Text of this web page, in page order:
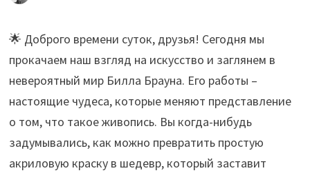
🌟 Доброго времени суток, друзья! Сегодня мы
прокачаем наш взгляд на искусство и заглянем в
невероятный мир Билла Брауна. Его работы –
настоящие чудеса, которые меняют представление
о том, что такое живопись. Вы когда-нибудь
задумывались, как можно превратить простую
акриловую краску в шедевр, который заставит